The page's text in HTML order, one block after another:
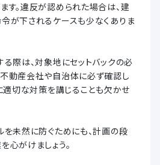
す。違反が認められた場合は、建
が下されるケースも少なくありま
際は、対象地にセットバックの必
動産会社や自治体に必ず確認し
適切な対策を講じることも欠かせ
を未然に防ぐためにも、計画の段
心がけましょう。